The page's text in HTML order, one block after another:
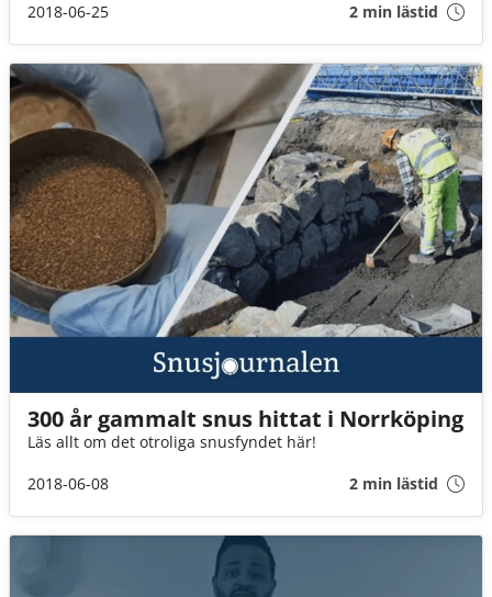
2018-06-25
2 min lästid
300 år gammalt snus hittat i Norrköping
Läs allt om det otroliga snusfyndet här!
2018-06-08
2 min lästid